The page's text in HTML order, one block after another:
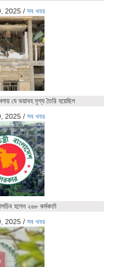
2025 / সব খবর
যে ভয়াবহ দৃশ্য তৈরি হয়েছিল
2025 / সব খবর
হলেন ২৬৮ কর্মকর্তা
2025 / সব খবর